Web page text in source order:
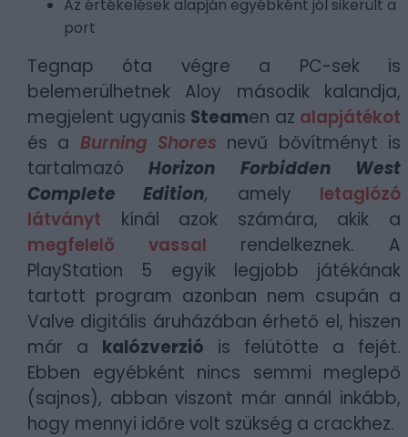
Az értékelések alapján egyébként jól sikerült a
port
Tegnap óta végre a PC-sek is
belemerülhetnek Aloy második kalandja,
megjelent ugyanis Steamen az alapjátékot
és a Burning Shores nevű bővítményt is
tartalmazóHorizon Forbidden West
Complete Edition, amely letaglózó
látványt kínál azok számára, akik a
megfelelő vassal rendelkeznek. A
PlayStation 5 egyik legjobb játékának
tartott program azonban nem csupán a
Valve digitális áruházában érhető el, hiszen
már a kalózverzió is felütötte a fejét.
Ebben egyébként nincs semmi meglepő
(sajnos), abban viszont már annál inkább,
hogy mennyi időre volt szükség a crackhez.